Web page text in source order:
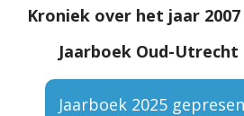
Kroniek over het jaar 2007
Jaarboek Oud-Utrecht
Jaarboek 2025